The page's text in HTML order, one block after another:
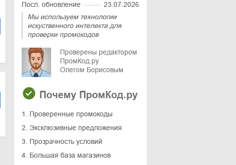
Посл. обновление
23.07.2026
Мы используем технологии
искуственного интелекта для
проверки промокодов
Проверены редактором
ПромКод.ру
Олегом Борисовым
Почему ПромКод.ру
1. Проверенные промокоды
2. Эксклюзивные предложения
3. Прозрачность условий
4. Большая база магазинов